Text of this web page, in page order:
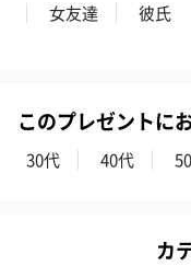
女友達
彼氏
このプレゼントに
30代 40代
カ